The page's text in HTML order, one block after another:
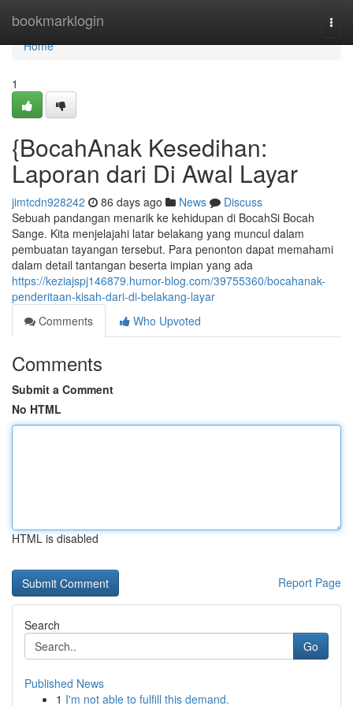
bookmarklogin
Home
Home
1
{BocahAnak Kesedihan:
Laporan dari Di Awal Layar
jimtcdn928242 86 days ago News
Discuss
Sebuah pandangan menarik ke kehidupan di BocahSi Bocah
Sange. Kita menjelajahi latar belakang yang muncul dalam
pembuatan tayangan tersebut. Para penonton dapat memahami
dalam detail tantangan beserta impian yang ada
https://keziajspj146879.humor-blog.com/39755360/bocahanak-
penderitaan-kisah-dari-di-belakang-layar
Comments
Who Upvoted
Comments
Submit a Comment
No HTML
HTML is disabled
Report Page
Search
Go
Published News
1 I'm not able to fulfill this demand.